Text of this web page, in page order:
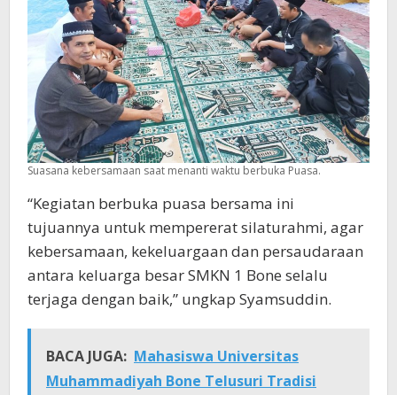
Suasana kebersamaan saat menanti waktu berbuka Puasa.
“Kegiatan berbuka puasa bersama ini
tujuannya untuk mempererat silaturahmi, agar
kebersamaan, kekeluargaan dan persaudaraan
antara keluarga besar SMKN 1 Bone selalu
terjaga dengan baik,” ungkap Syamsuddin.
BACA JUGA: Mahasiswa Universitas
Muhammadiyah Bone Telusuri Tradisi